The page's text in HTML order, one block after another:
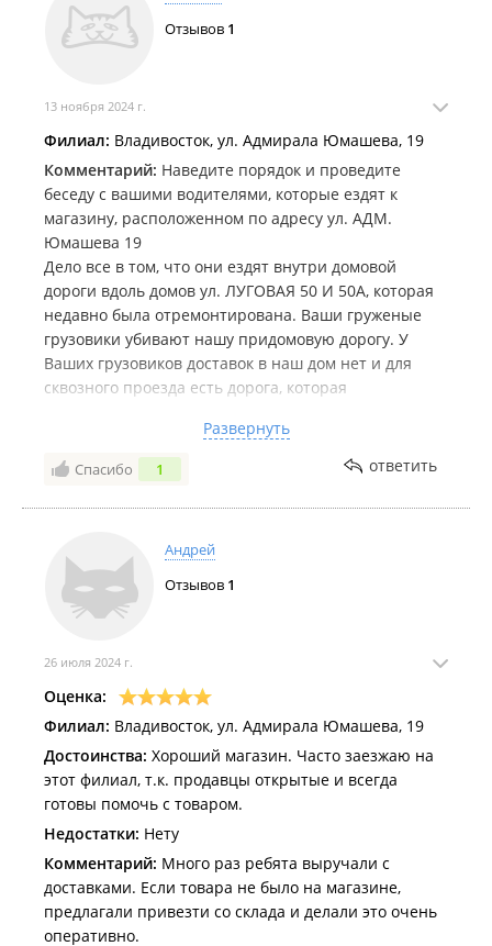
средств за бракованный товар.
Больше ни ногой в эту сеть магазинов.
Отзывов 1
13 ноября 2024 г.
Филиал: Владивосток, ул. Адмирала Юмашева, 19
Комментарий: Наведите порядок и проведите
беседу с вашими водителями, которые ездят к
магазину, расположенном по адресу ул. АДМ.
Юмашева 19
Дело все в том, что они ездят внутри домовой
дороги вдоль домов ул. ЛУГОВАЯ 50 И 50А, которая
недавно была отремонтирована. Ваши груженые
грузовики убивают нашу придомовую дорогу. У
Ваших грузовиков доставок в наш дом нет и для
сквозного проезда есть дорога, которая
состоянии. Почему ваши водителя не ездят там.
Ваши водители берегут свое авто разбивая тем
самым нашу отремонтированную ( не вашими
силами !!!) Дорогу.
для ваших грузовиков.
Развернуть
Спасибо 1 ответить
Андрей
Отзывов 1
26 июля 2024 г.
Оценка:
Филиал: Владивосток, ул. Адмирала Юмашева, 19
Достоинства: Хороший магазин. Часто заезжаю на
этот филиал, т.к. продавцы открытые и всегда
готовы помочь с товаром.
Недостатки: Нету
Комментарий: Много раз ребята выручали с
доставками. Если товара не было на магазине,
предлагали привезти со склада и делали это очень
оперативно.